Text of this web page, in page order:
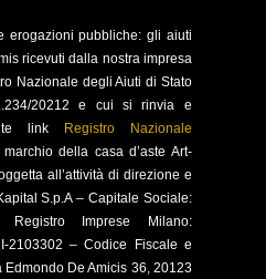
erogazioni pubbliche: gli aiuti
ricevuti dalla nostra impresa
Nazionale degli Aiuti di Stato
20212 e cui si rinvia e
link
Registro Nazionale
marchio della casa d’aste Art-
all’attività di direzione e
S.p.A – Capitale Sociale:
Imprese Milano:
2103302 – Codice Fiscale e
Edmondo De Amicis 36, 20123